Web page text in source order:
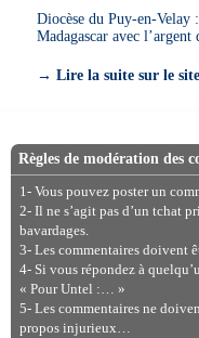
Diocèse du Puy-en-Velay
Madagascar avec l’argent
→Lire la suite sur le
Règles de modération des
1- Vous pouvez poster un
2- Il ne s’agit pas d’un tchat
bavardages.
3- Les commentaires doivent
4- Si vous répondez à
« Pour Untel :… »
5- Les commentaires ne
propos injurieux…